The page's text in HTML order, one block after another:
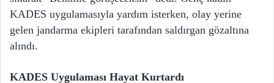
KADES uygulamasıyla yardım isterken, olay yerine
gelen jandarma ekipleri tarafından saldırgan gözaltına
alındı.
KADES Uygulaması Hayat Kurtardı